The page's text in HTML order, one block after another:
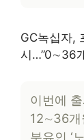
GC녹십자,
시…”0∼36
이번에
12∼36개
분유인 ‘